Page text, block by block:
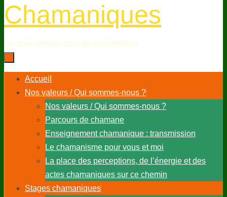
Chamaniques
PasserAccueil
Nos valeurs / Qui sommes-nous ?
Nos valeurs / Qui sommes-nous ?
Parcours de chamane
Enseignement chamanique : transmission
Le chamanisme pour vous et moi
La place des perceptions, de l’énergie et des
actes chamaniques sur ce chemin